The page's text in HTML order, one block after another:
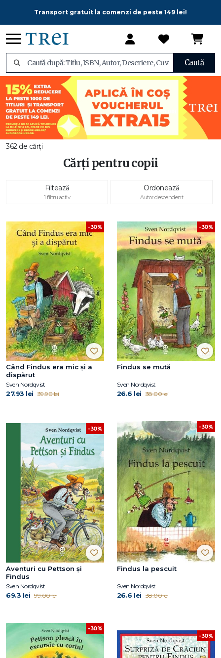
Transport gratuit la comenzi de peste 149 lei!
Caută
362 de cărți
Cărți pentru copii
Filtează
1 filtru activ
Ordonează
Autor descendent
-30%
Când Findus era mic și a
dispărut
Sven Nordqvist
27.93 lei 39.90 lei
-30%
Findus se mută
Sven Nordqvist
26.6 lei 38.00 lei
-30%
Aventuri cu Pettson și
Findus
Sven Nordqvist
69.3 lei 99.00 lei
-30%
Findus la pescuit
Sven Nordqvist
26.6 lei 38.00 lei
-30%
-30%